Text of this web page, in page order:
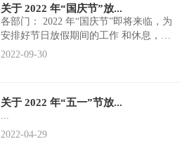
关于 2022 年“国庆节”放...
各部门： 2022 年“国庆节”即将来临，为
安排好节日放假期间的工作 和休息，
现就放假期间的有关事项...
2022-09-30
关于 2022 年“五一”节放...
2022-04-29